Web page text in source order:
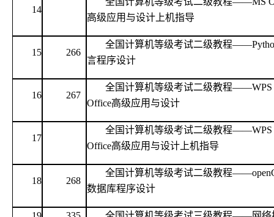
14
高级应用与设计上机指导
15 266
全国计算机等级考试二级教程
言程序设计
16 267
全国计算机等级考试二级教程——WPS
Office高级应用与设计
17
全国计算机等级考试二级教程——WPS
Office高级应用与设计上机指导
18 268
全国计算机等级考试二级教程
数据库程序设计